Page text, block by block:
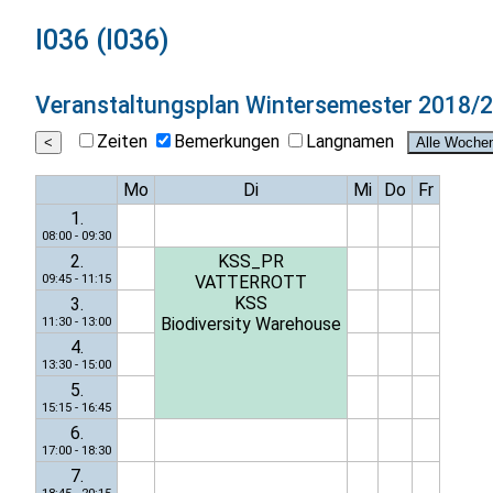
I036 (I036)
Veranstaltungsplan Wintersemester 2018/
Zeiten Bemerkungen Langnamen
Mo Di Mi Do
Fr
1.
08:00 - 09:30
2.
09:45 - 11:15
KSS_PR
VATTERROTT
KSS
Biodiversity Warehouse
3.
11:30 - 13:00
4.
13:30 - 15:00
5.
15:15 - 16:45
6.
17:00 - 18:30
7.